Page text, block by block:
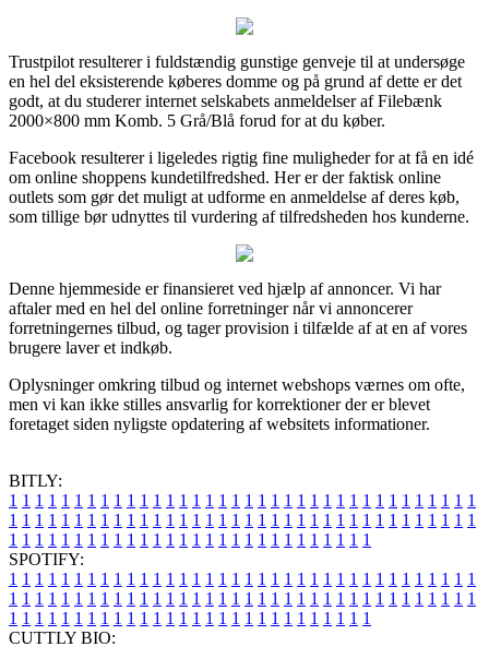
Trustpilot resulterer i fuldstændig gunstige genveje til at undersøge
en hel del eksisterende køberes domme og på grund af dette er det
godt, at du studerer internet selskabets anmeldelser af Filebænk
2000×800 mm Komb. 5 Grå/Blå forud for at du køber.
Facebook resulterer i ligeledes rigtig fine muligheder for at få en idé
om online shoppens kundetilfredshed. Her er der faktisk online
outlets som gør det muligt at udforme en anmeldelse af deres køb,
som tillige bør udnyttes til vurdering af tilfredsheden hos kunderne.
Denne hjemmeside er finansieret ved hjælp af annoncer. Vi har
aftaler med en hel del online forretninger når vi annoncerer
forretningernes tilbud, og tager provision i tilfælde af at en af vores
brugere laver et indkøb.
Oplysninger omkring tilbud og internet webshops værnes om ofte,
men vi kan ikke stilles ansvarlig for korrektioner der er blevet
foretaget siden nyligste opdatering af websitets informationer.
BITLY:
1 1 1 1 1 1 1 1 1 1 1 1 1 1 1 1 1 1 1 1 1 1 1 1 1 1 1 1 1 1 1 1 1 1 1 1
1 1 1 1 1 1 1 1 1 1 1 1 1 1 1 1 1 1 1 1 1 1 1 1 1 1 1 1 1 1 1 1 1 1 1 1
1 1 1 1 1 1 1 1 1 1 1 1 1 1 1 1 1 1 1 1 1 1 1 1 1 1 1 1
SPOTIFY:
1 1 1 1 1 1 1 1 1 1 1 1 1 1 1 1 1 1 1 1 1 1 1 1 1 1 1 1 1 1 1 1 1 1 1 1
1 1 1 1 1 1 1 1 1 1 1 1 1 1 1 1 1 1 1 1 1 1 1 1 1 1 1 1 1 1 1 1 1 1 1 1
1 1 1 1 1 1 1 1 1 1 1 1 1 1 1 1 1 1 1 1 1 1 1 1 1 1 1 1
CUTTLY BIO: